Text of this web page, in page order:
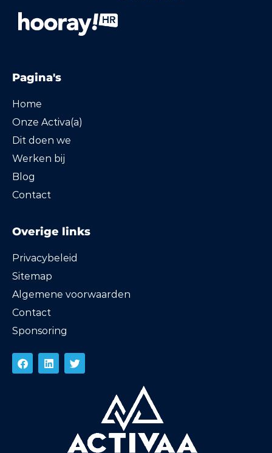
Pagina's
Home
Onze Activa(a)
Dit doen we
Werken bij
Blog
Contact
Overige links
Privacybeleid
Sitemap
Algemene voorwaarden
Contact
Sponsoring